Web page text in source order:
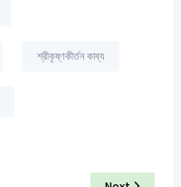
শ্রীকৃষ্ণকীর্তন কাব্য